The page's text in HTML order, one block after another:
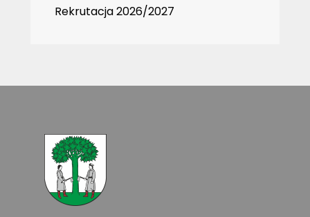
Rekrutacja 2026/2027